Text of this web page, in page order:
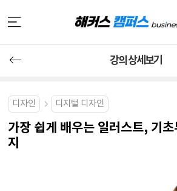
강의 상세보기
디자인 디지털 디자인
가장 쉽게 배우는 일러스트, 기
지